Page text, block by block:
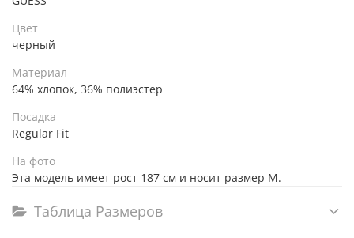
Цвет
черный
Материал
64% хлопок, 36% полиэстер
Посадка
Regular Fit
На фото
Эта модель имеет рост 187 см и носит размер M.
Таблица Размеров